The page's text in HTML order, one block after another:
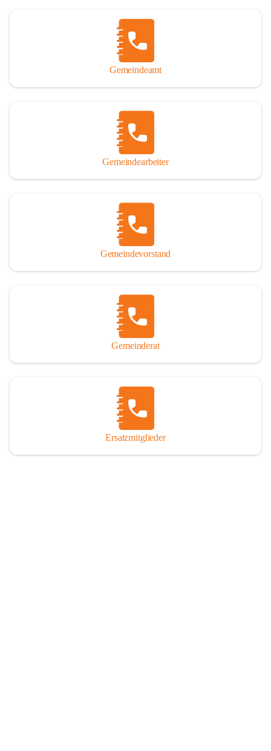
Ausführlichkeit behandelt erscheinen, oder auch der eine oder
andere Fehler unterlief. Die Autoren haben nach ihren
individuellen Möglichkeiten mit bestem Wissen und Gewissen
Andreas Rohatsch wurde auf das System der Fußnoten verzichtet.
Wo eine genaue Quellenangabe sinnvoll und notwendig erschien,
sind die entsprechenden Quellenhinweise in den fließenden Text
eingearbeitet. Der leichteren Lesbarkeit halber ist auch von einer
streng gendergerechten Ausdrucksform Abstand genommen
So darf ich Sie zu einer interessanten, vergnüglichen und
manchmal auch nachdenklich machenden Zeitreise durch die
Jahrhunderte, ja Jahrtausende alte Geschichte von der Steinzeit
einladen.
Gemeindeamt
Gemeindearbeiter
Gemeindevorstand
Gemeinderat
Ersatzmitglieder